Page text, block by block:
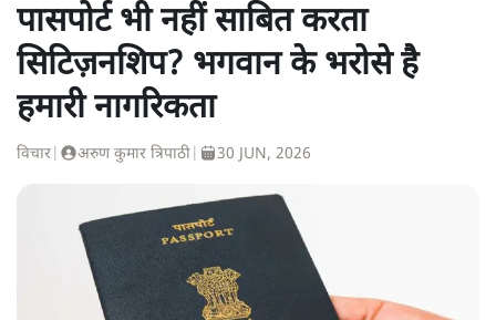
पासपोर्ट भी नहीं साबित करता
सिटिज़नशिप? भगवान के भरोसे है
हमारी नागरिकता
विचार अरुण कुमार त्रिपाठी 30 JUN, 2026